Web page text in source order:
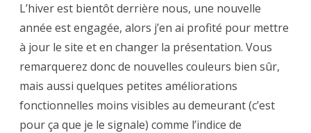
look
L’hiver est bientôt derrière nous, une nouvelle
année est engagée, alors j’en ai profité pour mettre
à jour le site et en changer la présentation. Vous
remarquerez donc de nouvelles couleurs bien sûr,
mais aussi quelques petites améliorations
fonctionnelles moins visibles au demeurant (c’est
pour ça que je le signale) comme l’indice de